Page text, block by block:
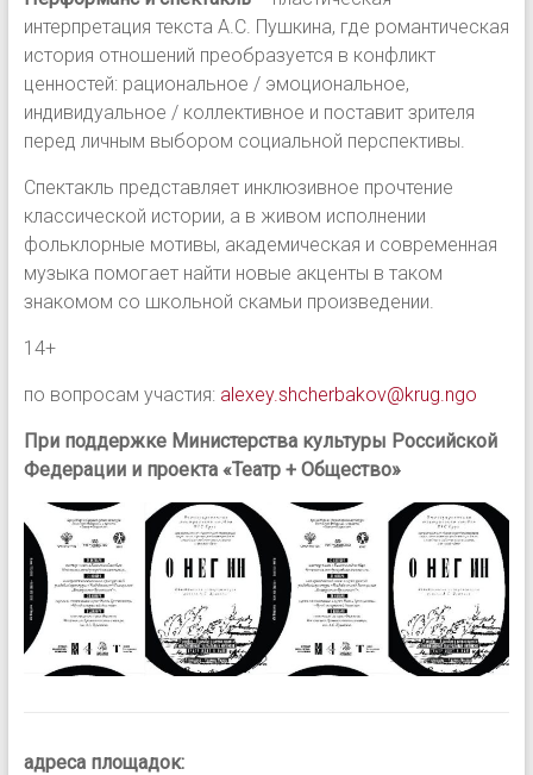
интерпретация текста А.С. Пушкина, где романтическая
история отношений преобразуется в конфликт
ценностей: рациональное / эмоциональное,
индивидуальное / коллективное и поставит зрителя
перед личным выбором социальной перспективы.
Спектакль представляет инклюзивное прочтение
классической истории, а в живом исполнении
фольклорные мотивы, академическая и современная
музыка помогает найти новые акценты в таком
знакомом со школьной скамьи произведении.
14+
по вопросам участия: alexey.shcherbakov@krug.ngo
При поддержке Министерства культуры Российской
Федерации и проекта «Театр + Общество»
адреса площадок: